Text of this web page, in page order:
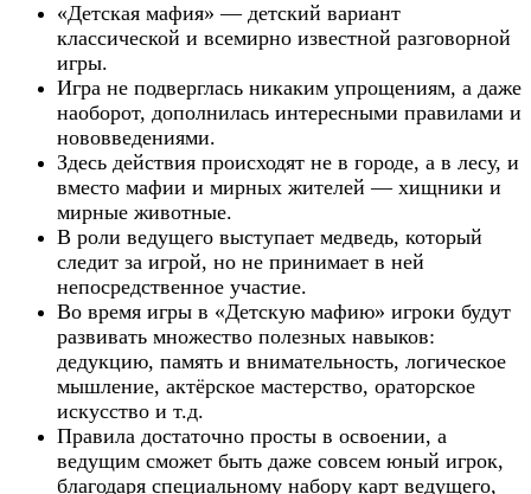
«Детская мафия» — детский вариант
классической и всемирно известной разговорной
игры.
Игра не подверглась никаким упрощениям, а даже
наоборот, дополнилась интересными правилами и
нововведениями.
Здесь действия происходят не в городе, а в лесу, и
вместо мафии и мирных жителей — хищники и
мирные животные.
В роли ведущего выступает медведь, который
следит за игрой, но не принимает в ней
непосредственное участие.
Во время игры в «Детскую мафию» игроки будут
развивать множество полезных навыков:
дедукцию, память и внимательность, логическое
мышление, актёрское мастерство, ораторское
искусство и т.д.
Правила достаточно просты в освоении, а
ведущим сможет быть даже совсем юный игрок,
благодаря специальному набору карт ведущего,